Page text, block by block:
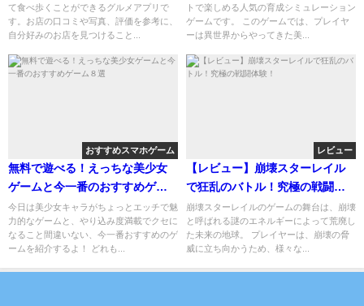
て食べ歩くことができるグルメアプリで
す。お店の口コミや写真、評価を参考に、
自分好みのお店を見つけること...
トで楽しめる人気の育成シミュレーション
ゲームです。 このゲームでは、プレイヤ
ーは異世界からやってきた美...
おすすめスマホゲーム
無料で遊べる！えっちな美少女
ゲームと今一番のおすすめゲー
ム８選
今日は美少女キャラがちょっとエッチで魅
力的なゲームと、やり込み度満載でクセに
なること間違いない、今一番おすすめのゲ
ームを紹介するよ！ どれも...
レビュー
【レビュー】崩壊スターレイル
で狂乱のバトル！究極の戦闘体
験！
崩壊スターレイルのゲームの舞台は、崩壊
と呼ばれる謎のエネルギーによって荒廃し
た未来の地球。 プレイヤーは、崩壊の脅
威に立ち向かうため、様々な...